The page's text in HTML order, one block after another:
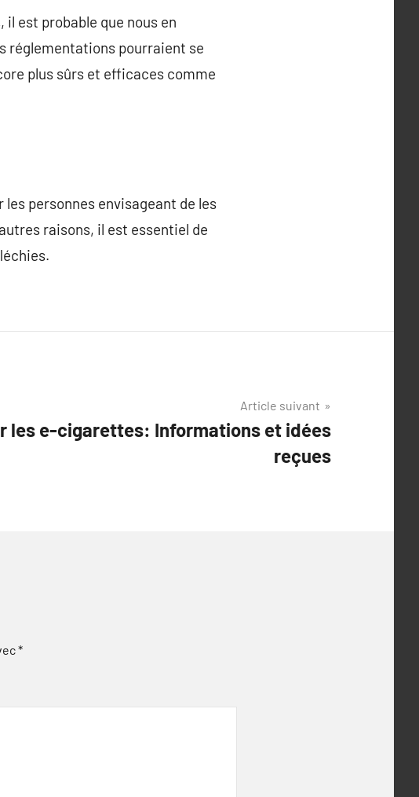
est probable que nous en
réglementations pourraient se
plus sûrs et efficaces comme
personnes envisageant de les
raisons, il est essentiel de
Article suivant
les e-cigarettes: Informations et idées
reçues
*